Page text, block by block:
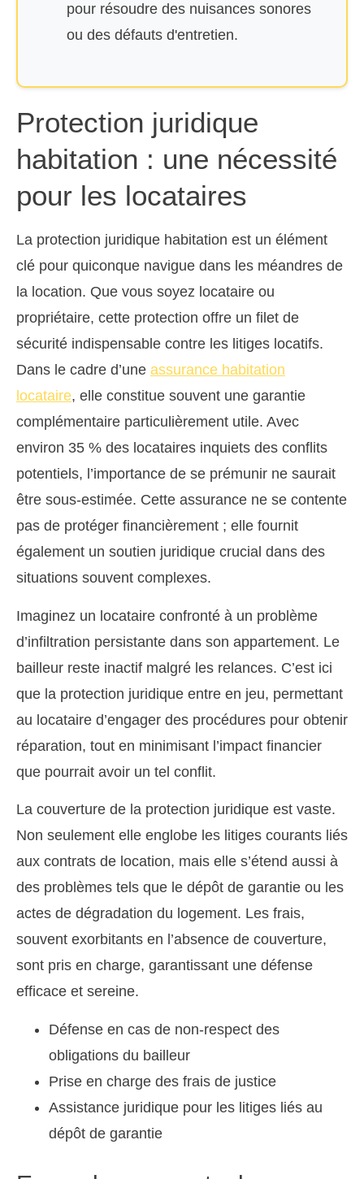
pour résoudre des nuisances sonores
ou des défauts d'entretien.
Protection juridique
habitation : une nécessité
pour les locataires
La protection juridique habitation est un élément
clé pour quiconque navigue dans les méandres de
la location. Que vous soyez locataire ou
propriétaire, cette protection offre un filet de
sécurité indispensable contre les litiges locatifs.
Dans le cadre d’une assurance habitation
locataire, elle constitue souvent une garantie
complémentaire particulièrement utile. Avec
environ 35 % des locataires inquiets des conflits
potentiels, l’importance de se prémunir ne saurait
être sous-estimée. Cette assurance ne se contente
pas de protéger financièrement ; elle fournit
également un soutien juridique crucial dans des
situations souvent complexes.
Imaginez un locataire confronté à un problème
d’infiltration persistante dans son appartement. Le
bailleur reste inactif malgré les relances. C’est ici
que la protection juridique entre en jeu, permettant
au locataire d’engager des procédures pour obtenir
réparation, tout en minimisant l’impact financier
que pourrait avoir un tel conflit.
La couverture de la protection juridique est vaste.
Non seulement elle englobe les litiges courants liés
aux contrats de location, mais elle s’étend aussi à
des problèmes tels que le dépôt de garantie ou les
actes de dégradation du logement. Les frais,
souvent exorbitants en l’absence de couverture,
sont pris en charge, garantissant une défense
efficace et sereine.
Défense en cas de non-respect des
obligations du bailleur
Prise en charge des frais de justice
Assistance juridique pour les litiges liés au
dépôt de garantie